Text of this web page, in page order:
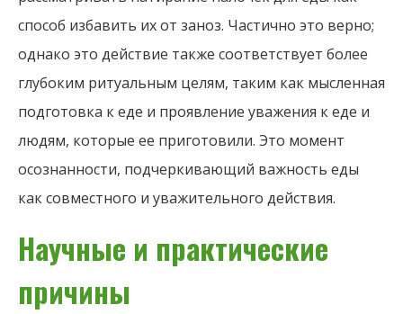
способ избавить их от заноз. Частично это верно;
однако это действие также соответствует более
глубоким ритуальным целям, таким как мысленная
подготовка к еде и проявление уважения к еде и
людям, которые ее приготовили. Это момент
осознанности, подчеркивающий важность еды
как совместного и уважительного действия.
Научные и практические
причины